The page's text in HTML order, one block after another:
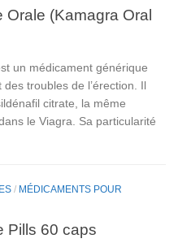
Orale (Kamagra Oral
un médicament générique
troubles de l’érection. Il
citrate, la même
le Viagra. Sa particularité
/ MÉDICAMENTS POUR
Pills 60 caps